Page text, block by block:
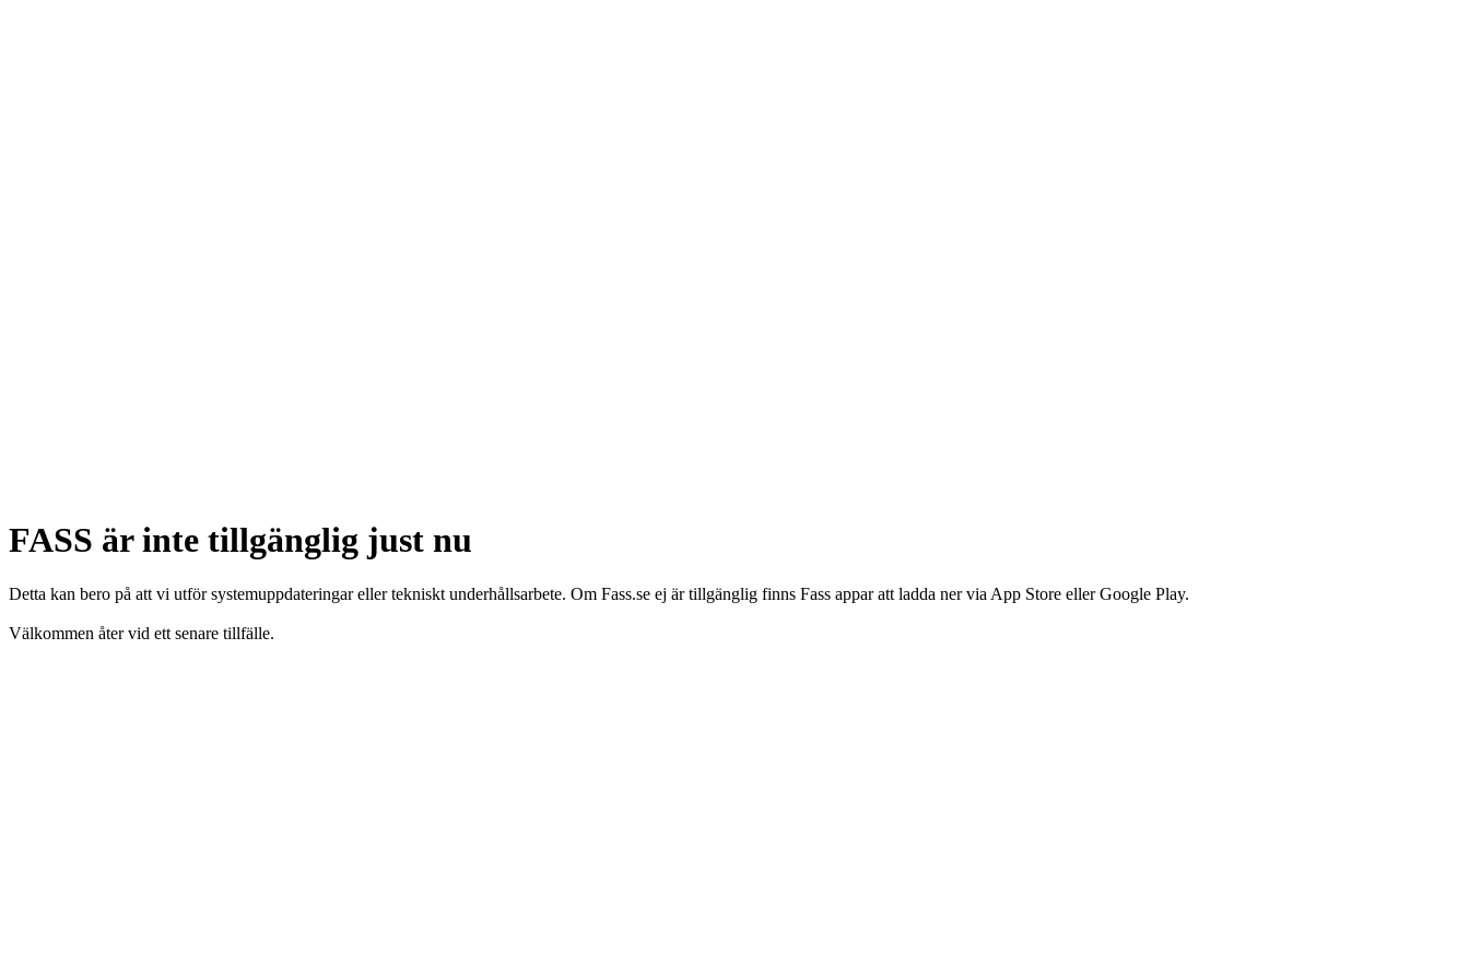
FASS är inte tillgänglig just nu
Detta kan bero på att vi utför systemuppdateringar eller tekniskt underhållsarbete. Om Fass.se ej är tillgänglig finns Fass appar att ladda ner via App Store eller Google Play.
Välkommen åter vid ett senare tillfälle.